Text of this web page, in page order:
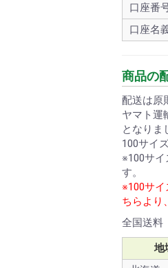
口座番
口座名
商品の
配送は原
ヤマト運
となりま
100サイ
※100サ
す。
※100サ
ちらより
全国送料
地